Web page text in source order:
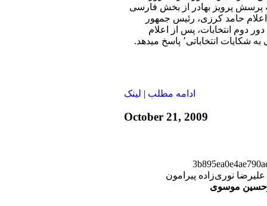
پرسش پرويز بهادر از بخش فارسی
حامد کرزی، رئیس جمهور
دوم انتخابات، پس از اعلام
تصميم کمیسیون رسیدگی به شکایات انتخاباتی٬ پاسخ ميدهد.
ادامه مطلب | لينک
October 21, 2009
نوری‌زاده پیرامون
موسوی